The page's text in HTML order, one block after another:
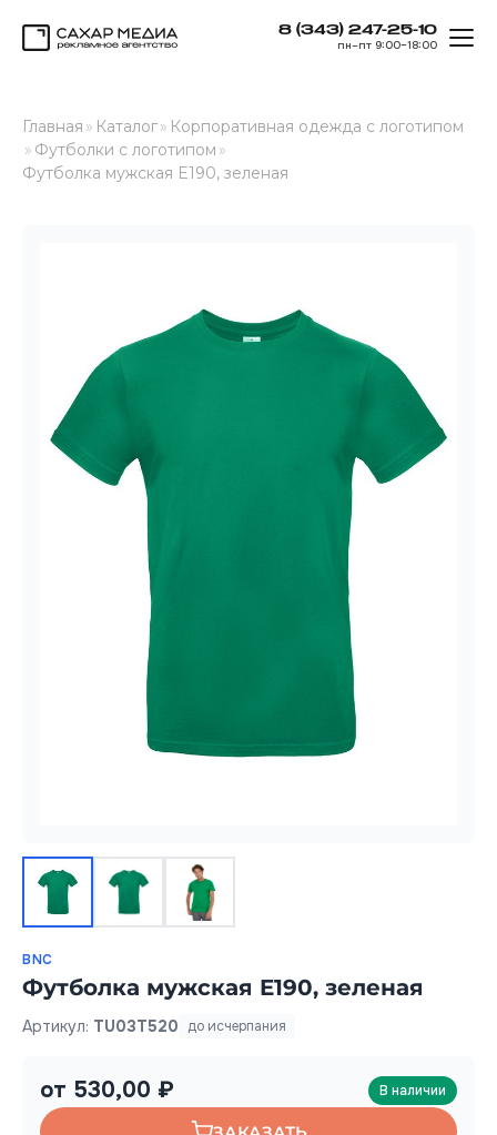
8 (343) 247-25-10
пн–пт 9:00–18:00
Главная » Каталог» Корпоративная одежда с логотипом
» Футболки с логотипом »
Футболка мужская E190, зеленая
BNC
Футболка мужская E190, зеленая
Артикул: TU03T520 до исчерпания
от 530,00 ₽ В наличии